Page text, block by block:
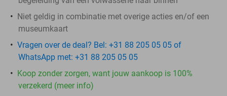
Niet geldig in combinatie met overige acties en/of een
museumkaart
Vragen over de deal? Bel: +31 88 205 05 05 of
WhatsApp met: +31 88 205 05 05
Koop zonder zorgen, want jouw aankoop is 100%
verzekerd (meer info)